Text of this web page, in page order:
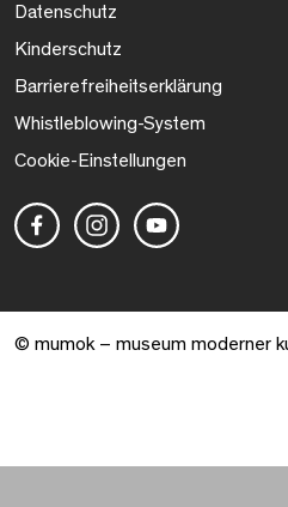
Datenschutz
Kinderschutz
Barrierefreiheitserklärung
Whistleblowing-System
Cookie-Einstellungen
© mumok – museum moderner